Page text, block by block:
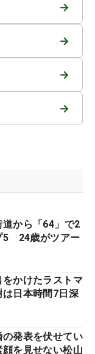
→
→
→
→
から「64」で2
5 24歳がツアー
かけたラストマ
日本時間7日深
発表を伏せてい
を見せない松山